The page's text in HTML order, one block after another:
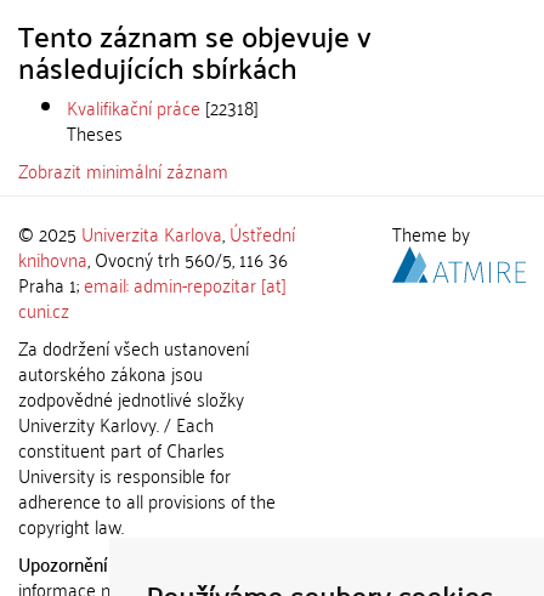
Tento záznam se objevuje v
následujících sbírkách
Kvalifikační práce [22318]
Theses
Zobrazit minimální záznam
© 2025 Univerzita Karlova,Ústřední
knihovna, Ovocný trh 560/5, 116 36
Praha 1;email: admin-repozitar [at]
cuni.cz
Za dodržení všech ustanovení
autorského zákona jsou
zodpovědné jednotlivé složky
Univerzity Karlovy. / Each
constituent part of Charles
University is responsible for
adherence to all provisions of the
copyright law.
Upozornění / Notice:
informace nemohou být použity k
Theme by